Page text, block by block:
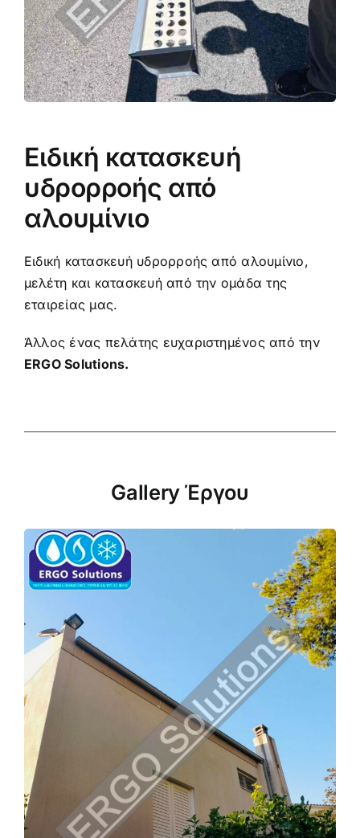
Eιδική κατασκευή
υδρορροής από
αλουμίνιο
Eιδική κατασκευή υδρορροής από αλουμίνιο,
μελέτη και κατασκευή από την ομάδα της
εταιρείας μας.
Άλλος ένας πελάτης ευχαριστημένος από την
ERGO Solutions.
Gallery Έργου